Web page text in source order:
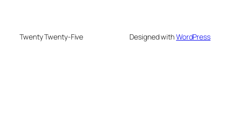
Twenty Twenty-Five Designed withWordPress